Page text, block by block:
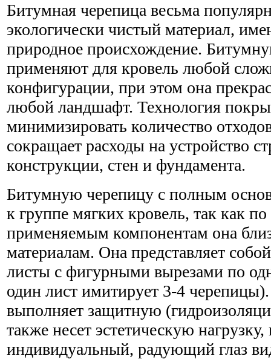
Битумная черепица весьма
экологически чистый материал,
природное происхождение.
применяют для кровель любой
конфигурации, при этом она
любой ландшафт. Технология
минимизировать количество
сокращает расходы на устройство
конструкции, стен и фундамента.
Битумную черепицу с полным
к группе мягких кровель, так как
применяемым компонентам она
материалам. Она представляет
листы с фигурными вырезами по
один лист имитирует 3-4
выполняет защитную
также несет эстетическую
индивидуальный, радующий глаз